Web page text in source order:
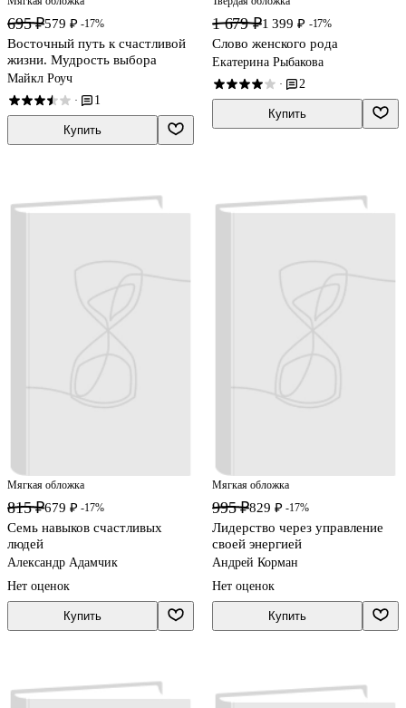
695 ₽579 ₽ -17%
Восточный путь к счастливой
жизни. Мудрость выбора
Майкл Роуч
· 1
Купить
1 679 ₽1 399 ₽ -17%
Слово женского рода
Екатерина Рыбакова
· 2
Купить
Мягкая обложка
815 ₽679 ₽ -17%
Семь навыков счастливых
людей
Александр Адамчик
Нет оценок
Купить
Мягкая обложка
995 ₽829 ₽ -17%
Лидерство через управление
своей энергией
Андрей Корман
Нет оценок
Купить